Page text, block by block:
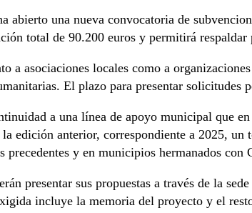
abierto una nueva convocatoria de
total de 90.200 euros y permitirá
a asociaciones locales como a
El plazo para presentar
a una línea de apoyo municipal que
edición anterior, correspondiente a 2025,
precedentes y en municipios hermanados con
presentar sus propuestas a través de la
incluye la memoria del proyecto y el